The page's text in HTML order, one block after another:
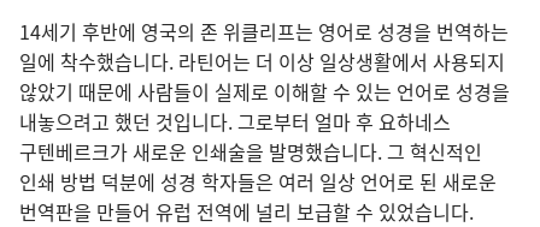
14세기 후반에 영국의 존 위클리프는 영어로 성경을 번역하는
일에 착수했습니다. 라틴어는 더 이상 일상생활에서 사용되지
않았기 때문에 사람들이 실제로 이해할 수 있는 언어로 성경을
내놓으려고 했던 것입니다. 그로부터 얼마 후 요하네스
구텐베르크가 새로운 인쇄술을 발명했습니다. 그 혁신적인
인쇄 방법 덕분에 성경 학자들은 여러 일상 언어로 된 새로운
번역판을 만들어 유럽 전역에 널리 보급할 수 있었습니다.